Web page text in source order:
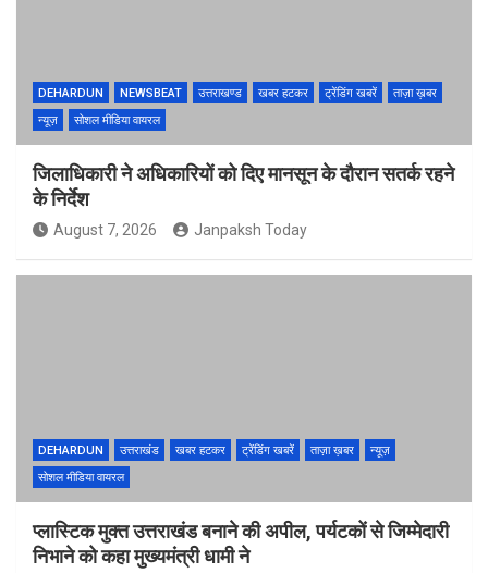
DEHARDUN NEWSBEAT उत्तराखण्ड खबर हटकर ट्रेंडिंग खबरें
ताज़ा ख़बर
न्यूज़
सोशल मीडिया वायरल
जिलाधिकारी ने अधिकारियों को दिए मानसून के दौरान सतर्क रहने
के निर्देश
August 7, 2026 Janpaksh Today
DEHARDUN उत्तराखंड खबर हटकर ट्रेंडिंग खबरें ताज़ा ख़बर
न्यूज़
सोशल मीडिया वायरल
प्लास्टिक मुक्त उत्तराखंड बनाने की अपील, पर्यटकों से जिम्मेदारी
निभाने को कहा मुख्यमंत्री धामी ने